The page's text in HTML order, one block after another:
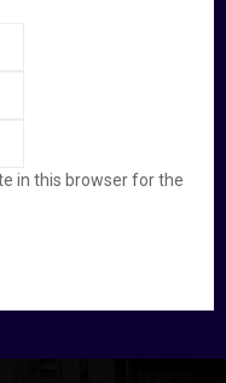
in this browser for the